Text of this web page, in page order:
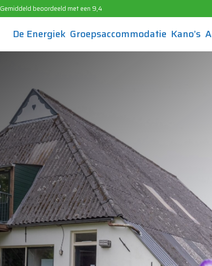
Gemiddeld beoordeeld met een 9,4
De Energiek Groepsaccommodatie Kano’s